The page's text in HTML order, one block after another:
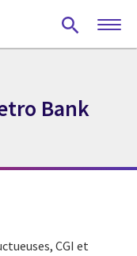
Bank
CGI et